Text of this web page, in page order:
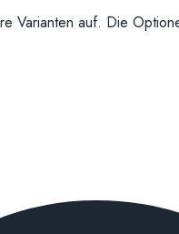
Varianten auf. Die